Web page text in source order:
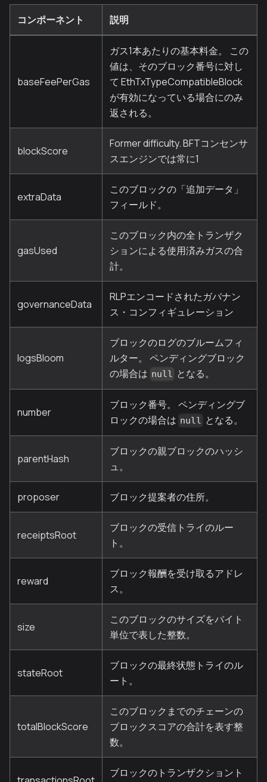
コンポーネント 説明
baseFeePerGas
ガス1本あたりの基本料金。 この
値は、そのブロック番号に対し
て EthTxTypeCompatibleBlock
が有効になっている場合にのみ
返される。
blockScore
Former difficulty. BFTコンセンサ
スエンジンでは常に1
extraData
このブロックの「追加データ」
フィールド。
gasUsed
このブロック内の全トランザク
ションによる使用済みガスの合
計。
governanceData
RLPエンコードされたガバナン
ス・コンフィギュレーション
logsBloom
ブロックのログのブルームフィ
ルター。 ペンディングブロック
の場合は null となる。
number
ブロック番号。 ペンディングブ
ロックの場合は null となる。
parentHash
ブロックの親ブロックのハッシ
ュ。
proposer ブロック提案者の住所。
receiptsRoot
ブロックの受信トライのルー
ト。
reward
ブロック報酬を受け取るアドレ
ス。
size
このブロックのサイズをバイト
単位で表した整数。
stateRoot
ブロックの最終状態トライのル
ート。
totalBlockScore
このブロックまでのチェーンの
ブロックスコアの合計を表す整
数。
ブロックのトランザクショント